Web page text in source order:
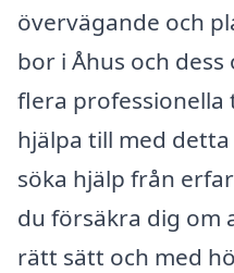
övervägande och
bor i Åhus och
flera professionella
hjälpa till med
söka hjälp från
du försäkra dig om
rätt sätt och med